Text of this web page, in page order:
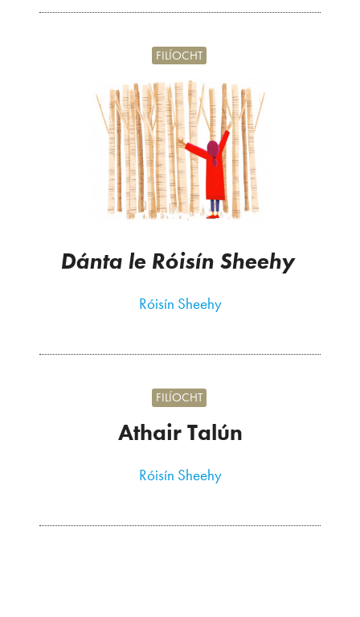
Dánta le Róisín Sheehy
FILÍOCHT
Róisín Sheehy
Athair Talún
FILÍOCHT
Róisín Sheehy